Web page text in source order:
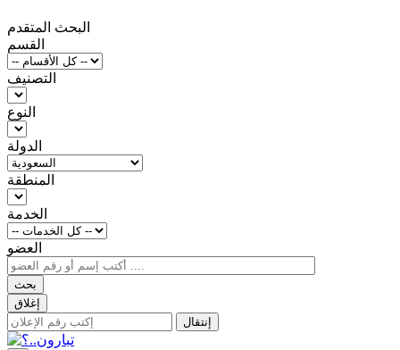
البحث المتقدم
القسم
التصنيف
النوع
الدولة
المنطقة
الخدمة
العضو
بحث
إغلاق
إنتقال